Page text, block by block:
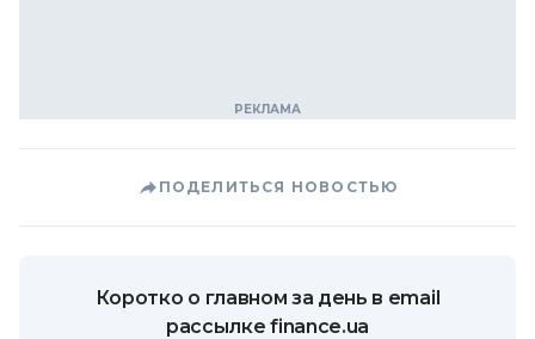
ПОДЕЛИТЬСЯ НОВОСТЬЮ
Коротко о главном за день в email
рассылке finance.ua